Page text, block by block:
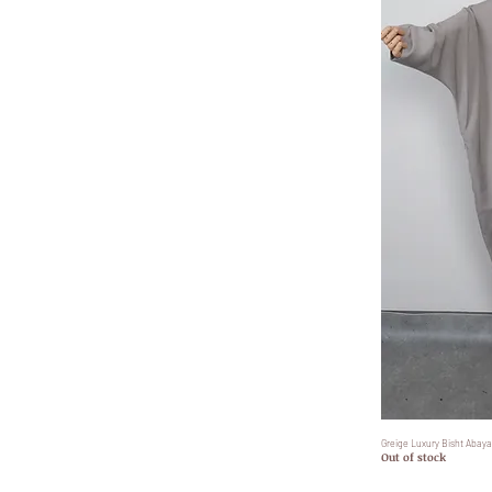
Greige Luxury Bisht
Out of stock